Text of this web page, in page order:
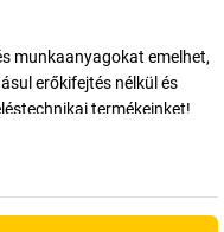
munkaanyagokat emelhet,
erőkifejtés nélkül és
termékeinket!